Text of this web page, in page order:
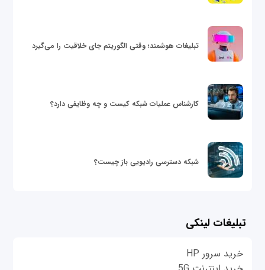
تبلیغات هوشمند؛ وقتی الگوریتم جای خلاقیت را می‌گیرد
کارشناس عملیات شبکه کیست و چه وظایفی دارد؟
شبکه دسترسی رادیویی باز چیست؟
تبلیغات لینکی
خرید سرور HP